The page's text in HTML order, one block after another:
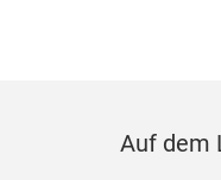
Auf dem